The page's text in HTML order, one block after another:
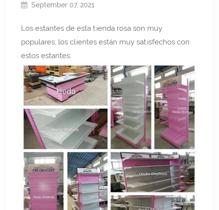
September 07, 2021
Los estantes de esta tienda rosa son muy
populares, los clientes están muy satisfechos con
estos estantes.